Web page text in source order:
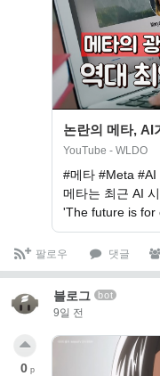
논란의 메타, AI
YouTube - WLDO
#메타 #Meta #AI
메타는 최근 AI
'The future is for
팔로우 댓글
블로그 bot
9일 전
0 p